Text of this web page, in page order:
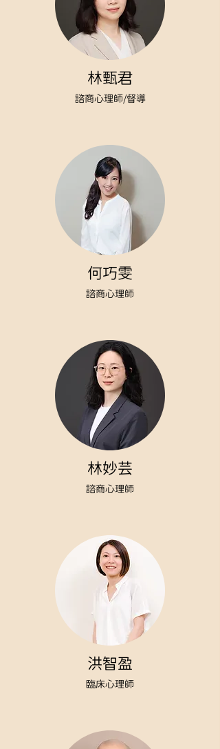
林甄君
諮商心理師/督導
何巧雯
諮商心理師
林妙芸
諮商心理師
洪智盈
臨床心理師